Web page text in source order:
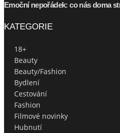
Emoční nepořádek: co nás doma
KATEGORIE
18+
Beauty
Beauty/Fashion
Bydlení
Cestování
Fashion
Filmové novinky
Hubnutí